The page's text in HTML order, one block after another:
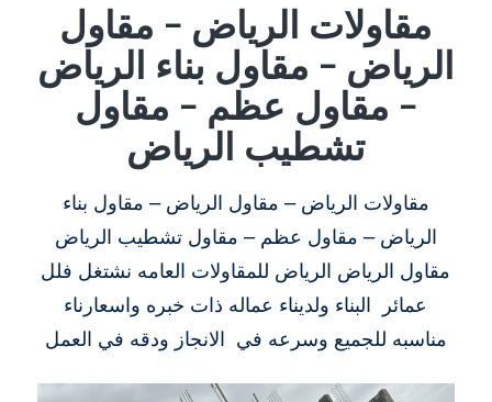
مقاولات الرياض – مقاول
الرياض – مقاول بناء الرياض
– مقاول عظم – مقاول
تشطيب الرياض
مقاولات الرياض – مقاول الرياض – مقاول بناء
الرياض – مقاول عظم – مقاول تشطيب الرياض
مقاول الرياض الرياض للمقاولات العامه نشتغل فلل
عمائر البناء ولديناء عماله ذات خبره واسعارناء
مناسبه للجميع وسرعه في الانجاز ودقه في العمل